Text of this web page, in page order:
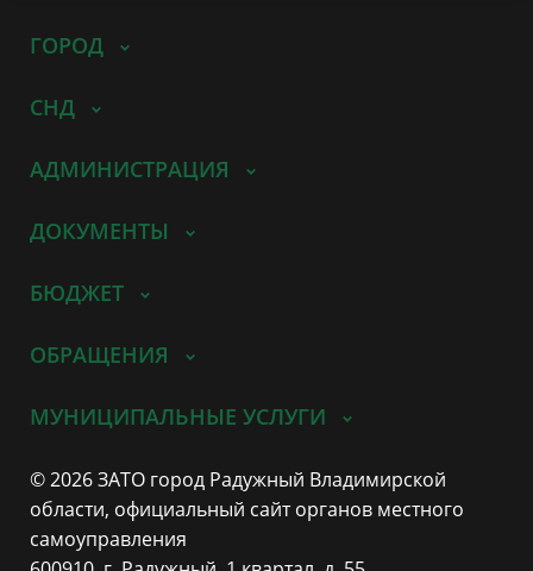
ГОРОД
СНД
АДМИНИСТРАЦИЯ
ДОКУМЕНТЫ
БЮДЖЕТ
ОБРАЩЕНИЯ
МУНИЦИПАЛЬНЫЕ УСЛУГИ
© 2026 ЗАТО город Радужный Владимирской
области, официальный сайт органов местного
самоуправления